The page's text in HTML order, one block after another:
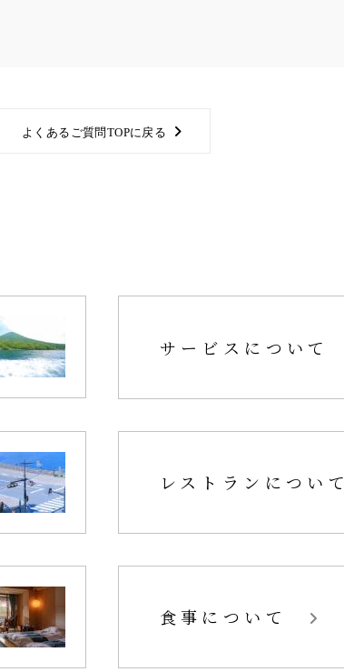
よくあるご質問TOPに戻る
サービスについて
レストランについて
食事について